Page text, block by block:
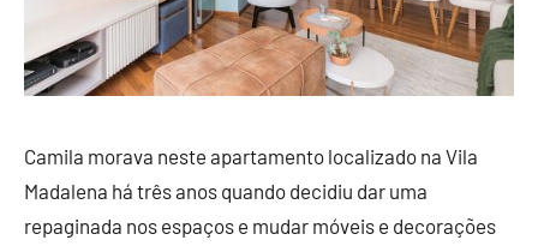
Camila morava neste apartamento localizado na Vila
Madalena há três anos quando decidiu dar uma
repaginada nos espaços e mudar móveis e decorações